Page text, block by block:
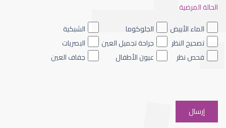
ضعف نظر العين اليسرى
الحالة المرضية
الماء الأبيض
الجلوكوما
الشبكية
تصحيح النظر
جراحة تجميل العين
البصريات
فحص نظر
عيون الأطفال جفاف العين